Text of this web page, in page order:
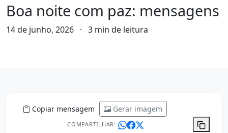
Boa noite com paz: mensagens
14 de junho, 2026 · 3 min de leitura
Copiar mensagem Gerar imagem
COMPARTILHAR: